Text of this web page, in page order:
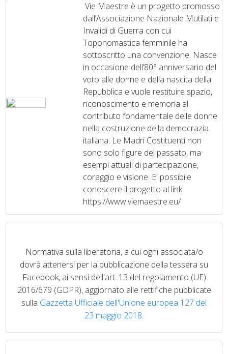
Vie Maestre è un progetto promosso
dall’Associazione Nazionale Mutilati e
Invalidi di Guerra con cui
Toponomastica femminile ha
sottoscritto una convenzione. Nasce
in occasione dell’80° anniversario del
voto alle donne e della nascita della
Repubblica e vuole restituire spazio,
riconoscimento e memoria al
contributo fondamentale delle donne
nella costruzione della democrazia
italiana. Le Madri Costituenti non
sono solo figure del passato, ma
esempi attuali di partecipazione,
coraggio e visione. E' possibile
conoscere il progetto al link
https://www.viemaestre.eu/
Normativa sulla liberatoria, a cui ogni associata/o
dovrà attenersi per la pubblicazione della tessera su
Facebook, ai sensi dell'art. 13 del regolamento (UE)
2016/679 (GDPR), aggiornato alle rettifiche pubblicate
sulla Gazzetta Ufficiale dell'Unione europea 127 del
23 maggio 2018.